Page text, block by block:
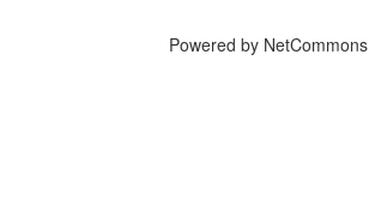
Powered by NetCommons